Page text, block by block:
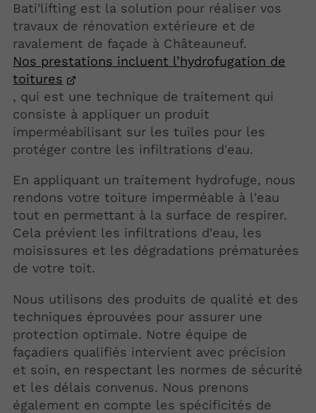
Bati'lifting est la solution pour réaliser vos
travaux de rénovation extérieure et de
ravalement de façade à Châteauneuf.
Nos prestations incluent l’hydrofugation de
toitures
, qui est une technique de traitement qui
consiste à appliquer un produit
imperméabilisant sur les tuiles pour les
protéger contre les infiltrations d'eau.
En appliquant un traitement hydrofuge, nous
rendons votre toiture imperméable à l'eau
tout en permettant à la surface de respirer.
Cela prévient les infiltrations d'eau, les
moisissures et les dégradations prématurées
de votre toit.
Nous utilisons des produits de qualité et des
techniques éprouvées pour assurer une
protection optimale. Notre équipe de
façadiers qualifiés intervient avec précision
et soin, en respectant les normes de sécurité
et les délais convenus. Nous prenons
également en compte les spécificités de